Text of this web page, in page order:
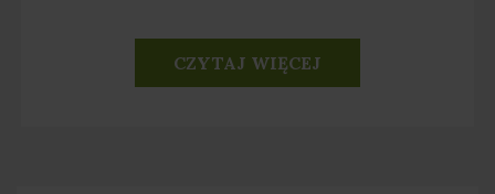
CZYTAJ WIĘCEJ